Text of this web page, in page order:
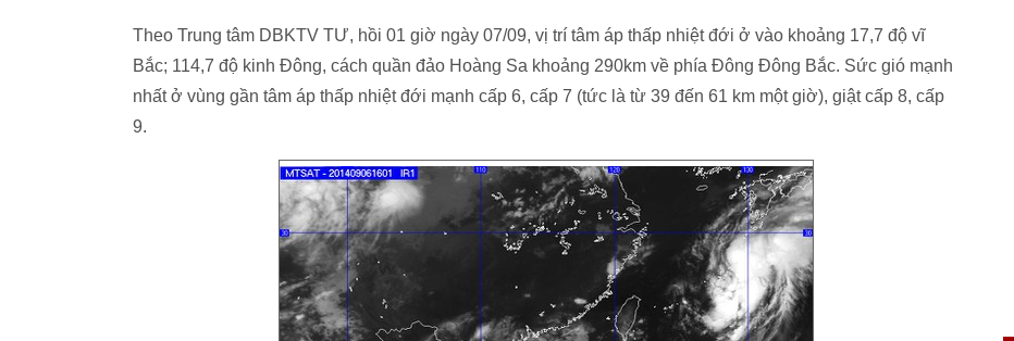
Theo Trung tâm DBKTV TƯ, hồi 01 giờ ngày 07/09, vị trí tâm áp thấp nhiệt đới ở vào khoảng 17,7 độ vĩ
Bắc; 114,7 độ kinh Đông, cách quần đảo Hoàng Sa khoảng 290km về phía Đông Đông Bắc. Sức gió mạnh
nhất ở vùng gần tâm áp thấp nhiệt đới mạnh cấp 6, cấp 7 (tức là từ 39 đến 61 km một giờ), giật cấp 8, cấp
9.